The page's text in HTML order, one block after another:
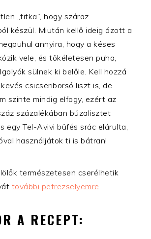
„titka”, hogy száraz
készül. Miután kellő ideig ázott a
annyira, hogy a késes
vele, és tökéletesen puha,
sülnek ki belőle. Kell hozzá
csicseriborsó liszt is, de
szinte mindig elfogy, ezért az
százalékában búzalisztet
egy Tel-Avivi büfés srác elárulta,
használjátok ti is bátran!
természetesen cserélhetik
további petrezselyemre
A RECEPT: